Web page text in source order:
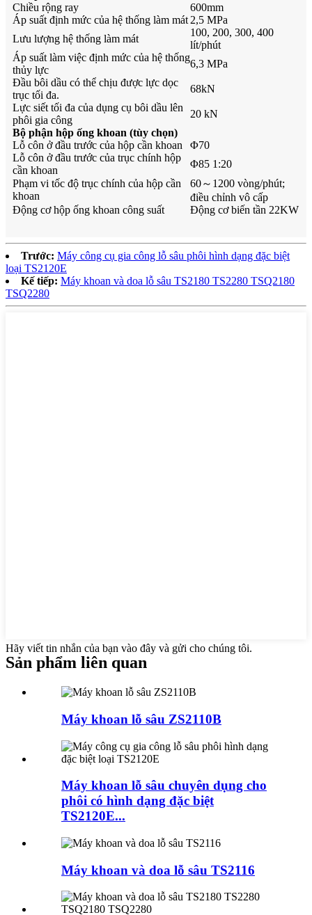
Chiều rộng ray
600mm
Áp suất định mức của hệ thống làm mát 2,5 MPa
Lưu lượng hệ thống làm mát
100, 200, 300, 400
lít/phút
Áp suất làm việc định mức của hệ thống
thủy lực
6,3 MPa
Đầu bôi dầu có thể chịu được lực dọc
trục tối đa.
68kN
Lực siết tối đa của dụng cụ bôi dầu lên
phôi gia công
20 kN
Bộ phận hộp ống khoan (tùy chọn)
Lỗ côn ở đầu trước của hộp cần khoan
Φ70
Lỗ côn ở đầu trước của trục chính hộp
cần khoan
Φ85 1:20
Phạm vi tốc độ trục chính của hộp cần
khoan
60～1200 vòng/phút;
điều chỉnh vô cấp
Động cơ hộp ống khoan công suất
Động cơ biến tần 22KW
Trước: Máy công cụ gia công lỗ sâu phôi hình dạng đặc biệt
loại TS2120E
Kế tiếp: Máy khoan và doa lỗ sâu TS2180 TS2280 TSQ2180
TSQ2280
Hãy viết tin nhắn của bạn vào đây và gửi cho chúng tôi.
Sản phẩm liên quan
Máy khoan lỗ sâu ZS2110B
Máy khoan lỗ sâu chuyên dụng cho
phôi có hình dạng đặc biệt
TS2120E...
Máy khoan và doa lỗ sâu TS2116